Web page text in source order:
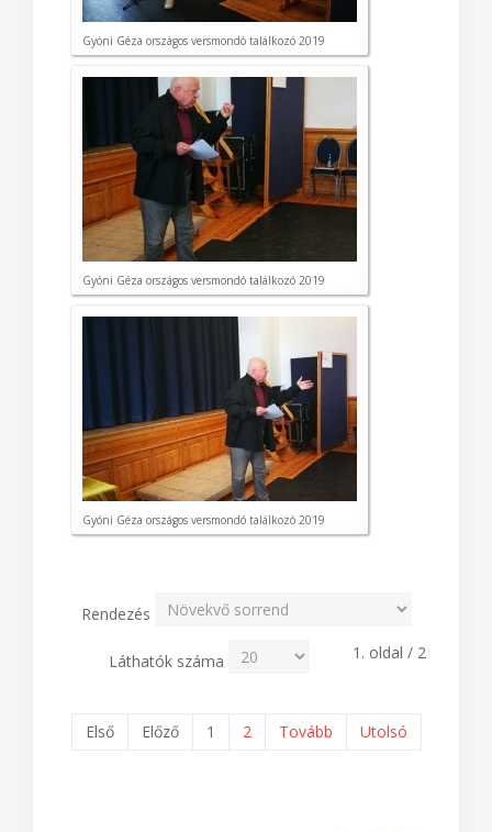
Gyóni Géza országos versmondó találkozó 2019
Gyóni Géza országos versmondó találkozó 2019
Gyóni Géza országos versmondó találkozó 2019
Rendezés
Láthatók száma 1. oldal / 2
Első Előző 1 2 Tovább Utolsó